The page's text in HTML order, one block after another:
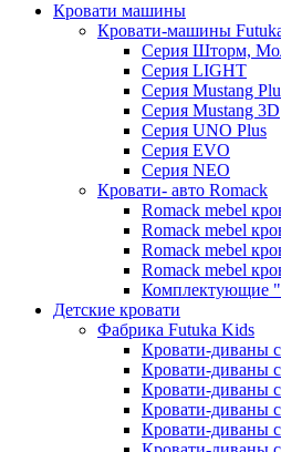
Кровати машины
Кровати-машины
Серия Шторм,
Серия LIGHT
Серия Mustang
Серия Mustang 3D
Серия UNO Plus
Серия EVO
Серия NEO
Кровати- авто Romack
Romack mebel
Romack mebel
Romack mebel
Romack mebel
Комплектующие
Детские кровати
Фабрика Futuka Kids
Кровати-диваны
Кровати-диваны
Кровати-диваны
Кровати-диваны
Кровати-диваны